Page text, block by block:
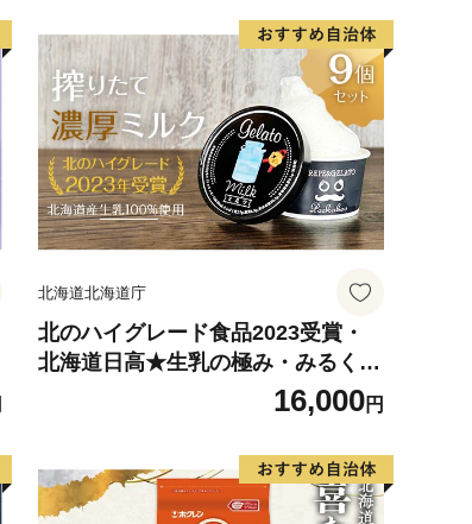
冬休み 家族旅行 ひとり旅 カップル
夫婦 親子 北海道旅行 F6S-143
北海道北海道庁
北のハイグレード食品2023受賞・
北海道日高★生乳の極み・みるくジ
ェラート9個セット F6S-00716,000円